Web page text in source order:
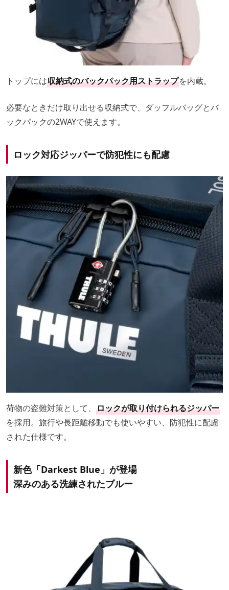
トップには収納式のバックパック用ストラップを内蔵。
必要なときだけ取り出せる収納式で、ダッフルバッグとバ
ックパックの2WAYで使えます。
ロック対応ジッパーで防犯性にも配慮
荷物の盗難対策として、 ロックが取り付けられるジッパー
を採用。旅行や長距離移動でも使いやすい、防犯性に配慮
された仕様です。
新色「Darkest Blue」が登場
深みのある洗練されたブルー